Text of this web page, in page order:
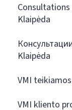
Klaipėda
Klaipėda
VMI
VMI kliento